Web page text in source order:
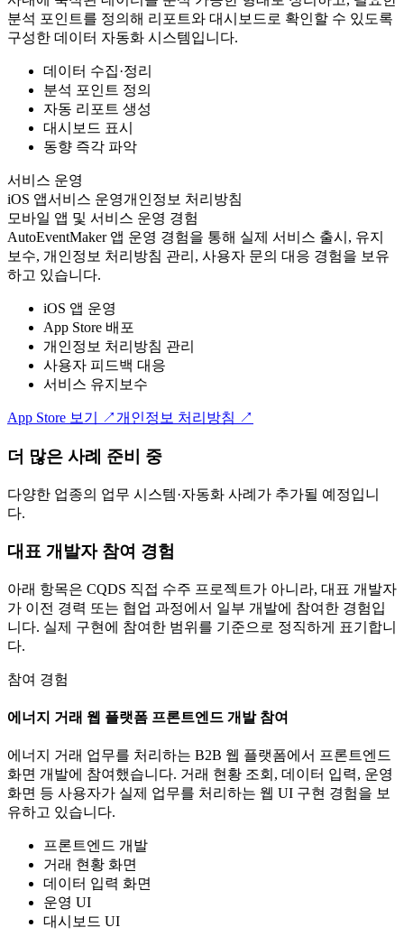
분석 포인트를 정의해 리포트와 대시보드로 확인할 수 있도록
구성한 데이터 자동화 시스템입니다.
데이터 수집·정리
분석 포인트 정의
자동 리포트 생성
대시보드 표시
동향 즉각 파악
서비스 운영
iOS 앱서비스 운영개인정보 처리방침
모바일 앱 및 서비스 운영 경험
AutoEventMaker 앱 운영 경험을 통해 실제 서비스 출시, 유지
보수, 개인정보 처리방침 관리, 사용자 문의 대응 경험을 보유
하고 있습니다.
iOS 앱 운영
App Store 배포
개인정보 처리방침 관리
사용자 피드백 대응
서비스 유지보수
App Store 보기 ↗개인정보 처리방침 ↗
더 많은 사례 준비 중
다양한 업종의 업무 시스템·자동화 사례가 추가될 예정입니
다.
대표 개발자 참여 경험
아래 항목은 CQDS 직접 수주 프로젝트가 아니라, 대표 개발자
가 이전 경력 또는 협업 과정에서 일부 개발에 참여한 경험입
니다. 실제 구현에 참여한 범위를 기준으로 정직하게 표기합니
다.
참여 경험
에너지 거래 웹 플랫폼 프론트엔드 개발 참여
에너지 거래 업무를 처리하는 B2B 웹 플랫폼에서 프론트엔드
화면 개발에 참여했습니다. 거래 현황 조회, 데이터 입력, 운영
화면 등 사용자가 실제 업무를 처리하는 웹 UI 구현 경험을 보
유하고 있습니다.
프론트엔드 개발
거래 현황 화면
데이터 입력 화면
운영 UI
대시보드 UI